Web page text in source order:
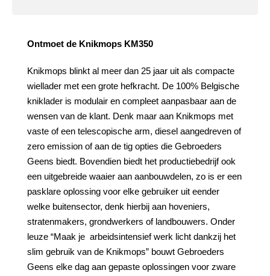
Ontmoet de Knikmops KM350
Knikmops blinkt al meer dan 25 jaar uit als compacte
wiellader met een grote hefkracht. De 100% Belgische
kniklader is modulair en compleet aanpasbaar aan de
wensen van de klant. Denk maar aan Knikmops met
vaste of een telescopische arm, diesel aangedreven of
zero emission of aan de tig opties die Gebroeders
Geens biedt. Bovendien biedt het productiebedrijf ook
een uitgebreide waaier aan aanbouwdelen, zo is er een
pasklare oplossing voor elke gebruiker uit eender
welke buitensector, denk hierbij aan hoveniers,
stratenmakers, grondwerkers of landbouwers. Onder
leuze “Maak je arbeidsintensief werk licht dankzij het
slim gebruik van de Knikmops” bouwt Gebroeders
Geens elke dag aan gepaste oplossingen voor zware